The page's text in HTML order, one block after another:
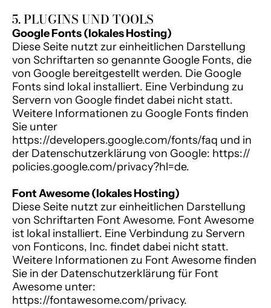
5. PLUGINS UND TOOLS
Google Fonts (lokales Hosting)
Diese Seite nutzt zur einheitlichen Darstellung
von Schriftarten so genannte Google Fonts, die
von Google bereitgestellt werden. Die Google
Fonts sind lokal installiert. Eine Verbindung zu
Servern von Google findet dabei nicht statt.
Weitere Informationen zu Google Fonts finden
Sie unter
https://developers.google.com/fonts/faq und in
der Datenschutzerklärung von Google: https://
policies.google.com/privacy?hl=de.
Font Awesome (lokales Hosting)
Diese Seite nutzt zur einheitlichen Darstellung
von Schriftarten Font Awesome. Font Awesome
ist lokal installiert. Eine Verbindung zu Servern
von Fonticons, Inc. findet dabei nicht statt.
Weitere Informationen zu Font Awesome finden
Sie in der Datenschutzerklärung für Font
Awesome unter:
https://fontawesome.com/privacy.